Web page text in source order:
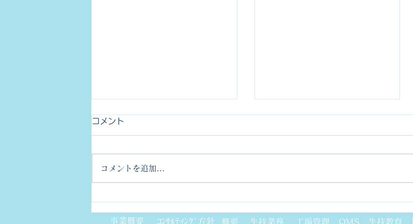
DRBFMの考え方
コメント
コメントを追加…
概要 生技業務 工場管理 QMS 生技教育
事業概要 ｺﾝｻﾙﾃｨﾝｸﾞ方針